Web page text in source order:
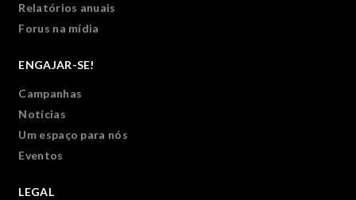
Relatórios anuais
Forus na mídia
ENGAJAR-SE!
Campanhas
Notícias
Um espaço para nós
Eventos
LEGAL